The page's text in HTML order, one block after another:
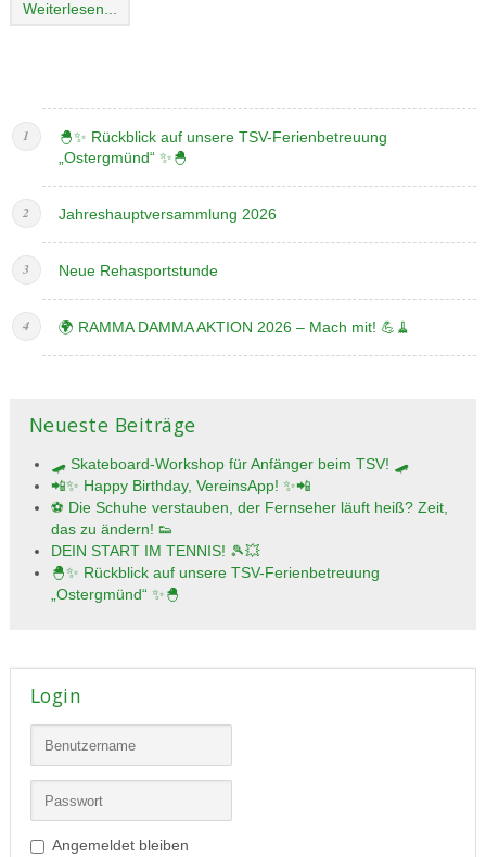
Weiterlesen...
🐣✨ Rückblick auf unsere TSV-Ferienbetreuung
„Ostergmünd“ ✨🐣
Jahreshauptversammlung 2026
Neue Rehasportstunde
🌍 RAMMA DAMMA AKTION 2026 – Mach mit! 💪🧹
Neueste Beiträge
🛹 Skateboard-Workshop für Anfänger beim TSV! 🛹
📲✨ Happy Birthday, VereinsApp! ✨📲
⚽ Die Schuhe verstauben, der Fernseher läuft heiß? Zeit,
das zu ändern! 👟
DEIN START IM TENNIS! 🎾💥
🐣✨ Rückblick auf unsere TSV-Ferienbetreuung
„Ostergmünd“ ✨🐣
Login
Angemeldet bleiben